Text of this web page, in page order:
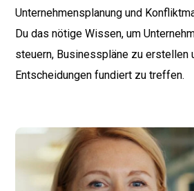
Unternehmensplanung und
Du das nötige Wissen, um
steuern, Businesspläne zu erstellen
Entscheidungen fundiert zu treffen.